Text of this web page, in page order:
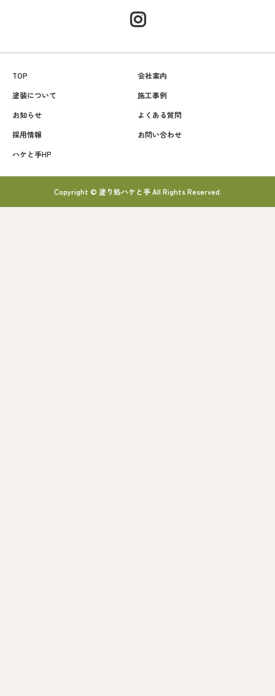
TOP
会社案内
塗装について
施工事例
お知らせ
よくある質問
採用情報
お問い合わせ
ハケと手HP
Copyright © 塗り処ハケと手 All Rights Reserved.